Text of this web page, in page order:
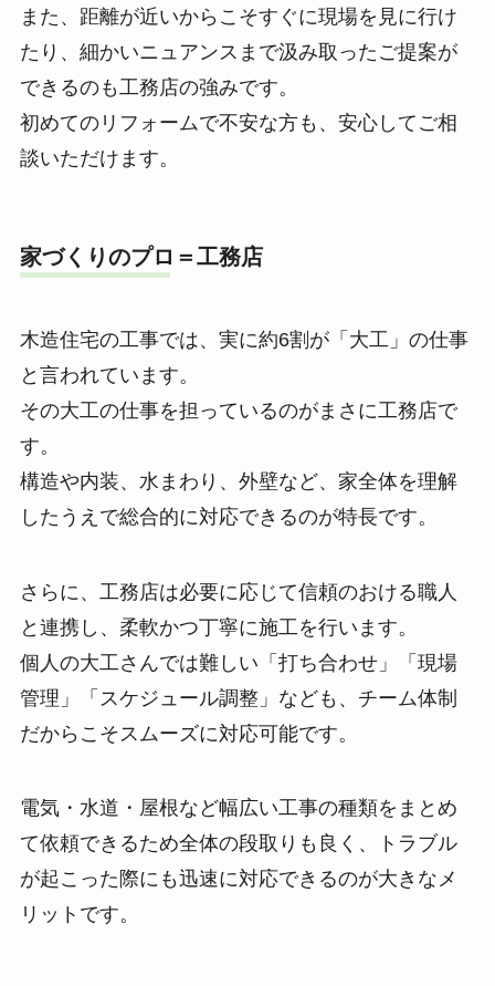
また、距離が近いからこそすぐに現場を見に行け
たり、細かいニュアンスまで汲み取ったご提案が
できるのも工務店の強みです。
初めてのリフォームで不安な方も、安心してご相
談いただけます。
家づくりのプロ＝工務店
木造住宅の工事では、実に約6割が「大工」の仕事
と言われています。
その大工の仕事を担っているのがまさに工務店で
す。
構造や内装、水まわり、外壁など、家全体を理解
したうえで総合的に対応できるのが特長です。
さらに、工務店は必要に応じて信頼のおける職人
と連携し、柔軟かつ丁寧に施工を行います。
個人の大工さんでは難しい「打ち合わせ」「現場
管理」「スケジュール調整」なども、チーム体制
だからこそスムーズに対応可能です。
電気・水道・屋根など幅広い工事の種類をまとめ
て依頼できるため全体の段取りも良く、トラブル
が起こった際にも迅速に対応できるのが大きなメ
リットです。